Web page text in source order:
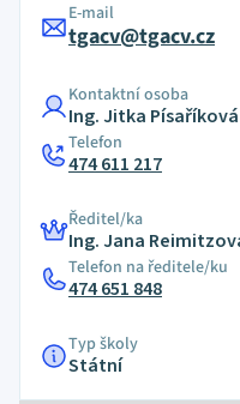
E-mail
tgacv@tgacv.cz
Kontaktní osoba
Ing. Jitka Písaříková
Telefon
474 611 217
Ředitel/ka
Ing. Jana
Telefon na ředitele/ku
474 651 848
Typ školy
Státní